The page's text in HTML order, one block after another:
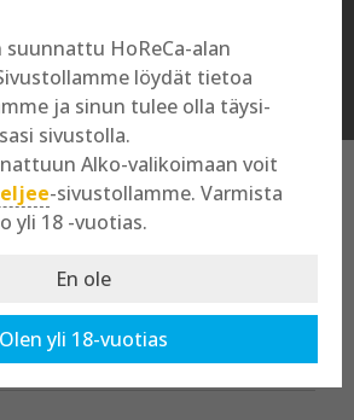
Marjosse
Château Marjosse
HoReCa-alan
löydät tietoa
ja sinun tulee olla täysi-
sivustolla.
Alko-valikoimaan voit
-sivustollamme. Varmista
yli 18 -vuotias.
En ole
Olen yli 18-vuotias